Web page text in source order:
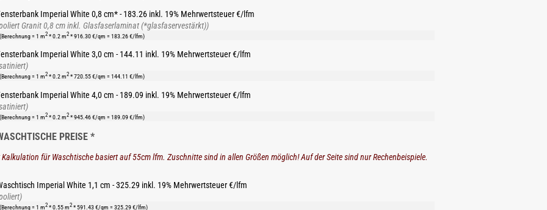
Imperial White 0,8 cm* - 183.26 inkl. 19% Mehrwertsteuer €/lfm
Granit 0,8 cm inkl. Glasfaserlaminat (*glasfaservestärkt))
(Berechnung = 1 m2 * 0.2 m2 * 916.30 €/qm = 183.26 €/lfm)
Imperial White 3,0 cm - 144.11 inkl. 19% Mehrwertsteuer €/lfm
(Berechnung = 1 m2 * 0.2 m2 * 720.55 €/qm = 144.11 €/lfm)
Imperial White 4,0 cm - 189.09 inkl. 19% Mehrwertsteuer €/lfm
(Berechnung = 1 m2 * 0.2 m2 * 945.46 €/qm = 189.09 €/lfm)
PREISE *
Kalkulation für Waschtische basiert auf 55cm lfm. Zuschnitte sind in allen Größen möglich! Auf der Seite sind nur Rechenbeispiele.
Imperial White 1,1 cm - 325.29 inkl. 19% Mehrwertsteuer €/lfm
(Berechnung = 1 m2 * 0.55 m2 * 591.43 €/qm = 325.29 €/lfm)